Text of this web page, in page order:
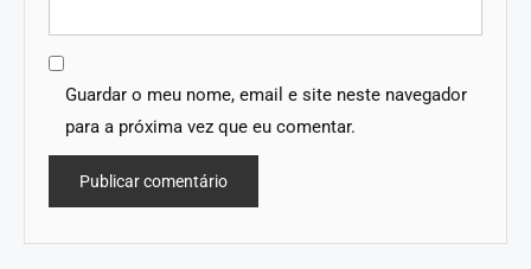
Guardar o meu nome, email e site neste navegador
para a próxima vez que eu comentar.